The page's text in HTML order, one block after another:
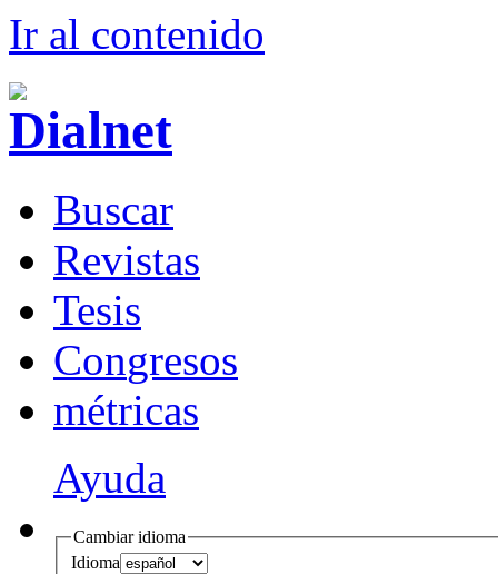
Ir al contenido
Buscar
Revistas
Tesis
Congresos
métricas
Ayuda
Cambiar idioma
Idioma